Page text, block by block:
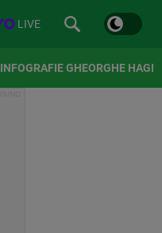
LIVE
INFOGRAFIE GHEORGHE HAGI